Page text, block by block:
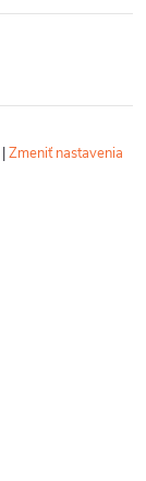
|Zmeniť nastavenia